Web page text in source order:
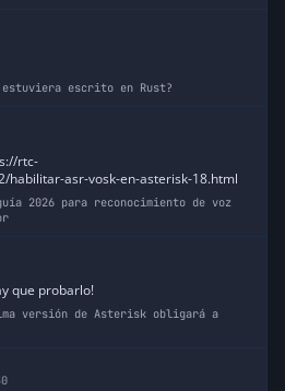
escrito en Rust?
rtc-
habilitar-asr-vosk-en-asterisk-18.html
2026 para reconocimiento de voz
que probarlo!
versión de Asterisk obligará a